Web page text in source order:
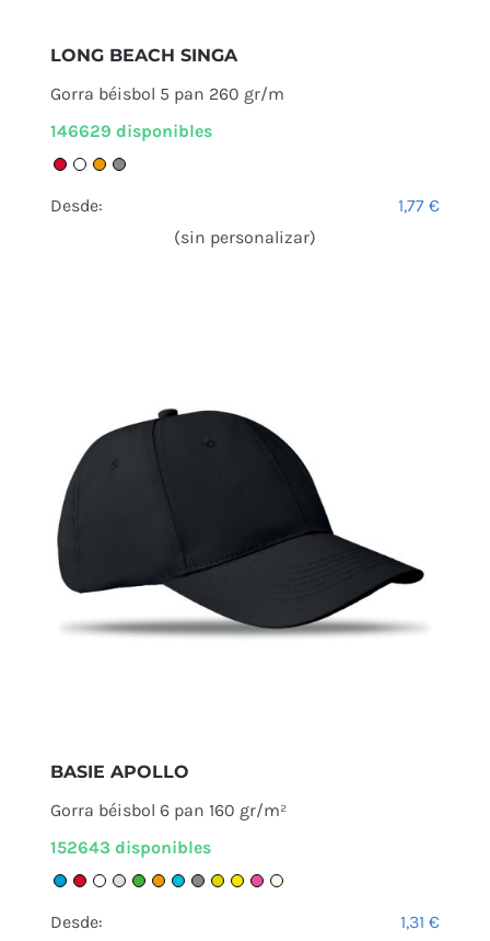
LONG BEACH SINGA
Gorra béisbol 5 pan 260 gr/m
146629 disponibles
Desde: 1,77€
(sin personalizar)
BASIE APOLLO
Gorra béisbol 6 pan 160 gr/m²
152643 disponibles
Desde: 1,31€